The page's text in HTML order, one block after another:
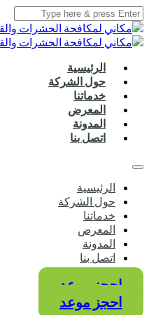
الرئيسية
حول الشركة
خدماتنا
المعرض
المدونة
اتصل بنا
الرئيسية
حول الشركة
خدماتنا
المعرض
المدونة
اتصل بنا
احجز موعد
احجز موعد